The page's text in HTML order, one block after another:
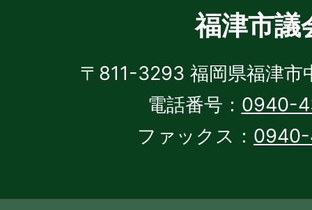
福津市議
〒811-3293 福岡県福津市
電話番号： 0940-
ファックス：